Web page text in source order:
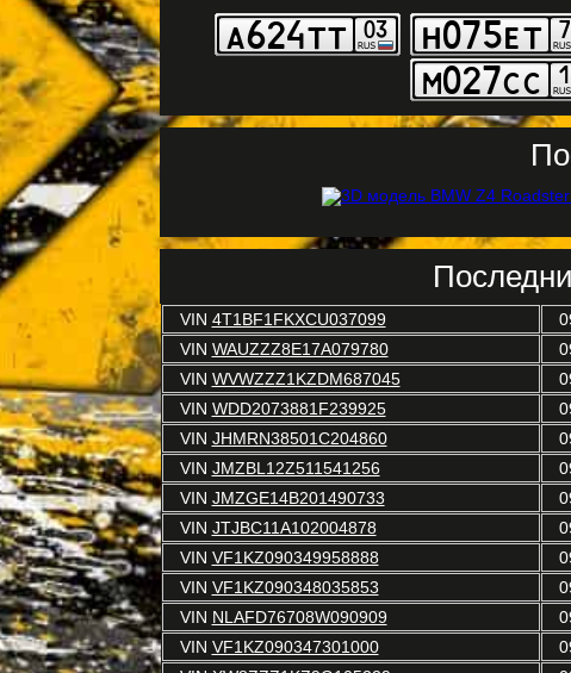
VIN 4T1BF1FKXCU037099
VIN WAUZZZ8E17A079780
VIN WVWZZZ1KZDM687045
VIN WDD2073881F239925
VIN JHMRN38501C204860
VIN JMZBL12Z511541256
VIN JMZGE14B201490733
VIN JTJBC11A102004878
VIN VF1KZ090349958888
VIN VF1KZ090348035853
VIN NLAFD76708W090909
VIN VF1KZ090347301000